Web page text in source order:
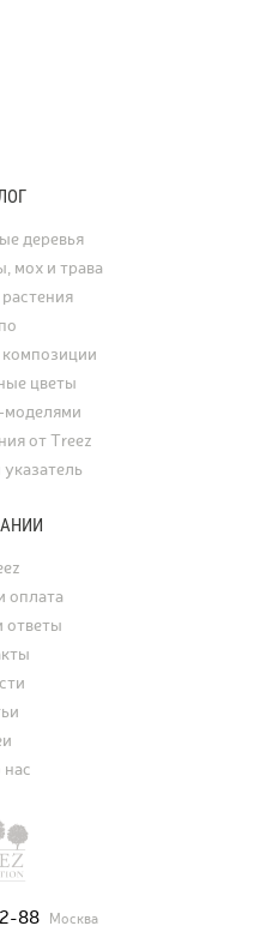
88 Москва
деревья
мох и трава
цветы
моделями
от Treez
оплата
ответы